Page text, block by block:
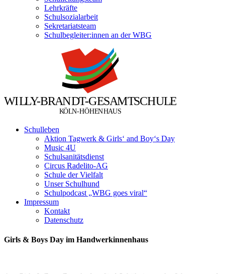
Lehrkräfte
Schulsozialarbeit
Sekretariatsteam
Schulbegleiter:innen an der WBG
WILLY-BRANDT-GESAMTSCHULE
KÖLN-HÖHENHAUS
Schulleben
Aktion Tagwerk & Girls‘ and Boy‘s Day
Music 4U
Schulsanitätsdienst
Circus Radelito-AG
Schule der Vielfalt
Unser Schulhund
Schulpodcast „WBG goes viral“
Impressum
Kontakt
Datenschutz
Girls & Boys Day im Handwerkinnenhaus